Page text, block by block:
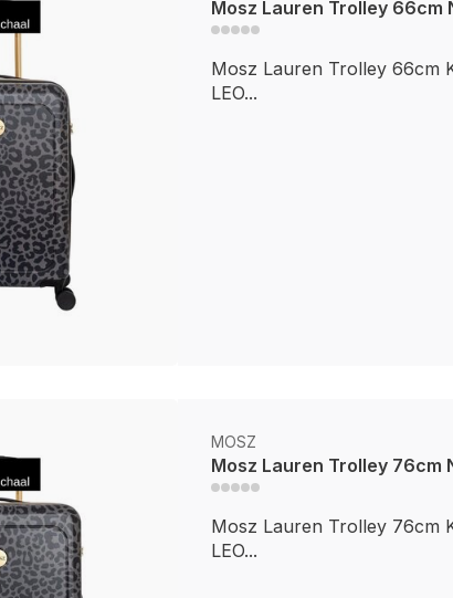
Mosz Lauren Trolley 66cm
Mosz Lauren Trolley 66cm
LEO...
MOSZ
Mosz Lauren Trolley 76cm
Mosz Lauren Trolley 76cm
LEO...